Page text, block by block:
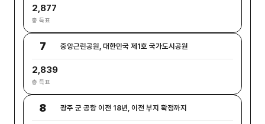
2,877
총 득표
7 중앙근린공원, 대한민국 제1호 국가도시공원
2,839
총 득표
8 광주 군 공항 이전 18년, 이전 부지 확정까지